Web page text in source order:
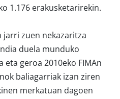
1.176 erakusketarirekin.
jarri zuen nekazaritza
duela munduko
eta geroa 2010eko FIMAn
baliagarriak izan ziren
merkatuan dagoen